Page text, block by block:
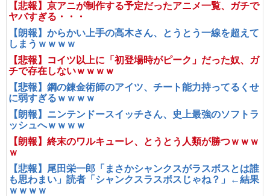
【悲報】京アニが制作する予定だったアニメ一覧、ガチで
ヤバすぎる・・・
【朗報】からかい上手の高木さん、とうとう一線を超えて
しまうｗｗｗｗ
【悲報】コイツ以上に「初登場時がピーク」だった奴、ガ
チで存在しないｗｗｗｗ
【悲報】鋼の錬金術師のアイツ、チート能力持ってるくせ
に弱すぎるｗｗｗｗ
【朗報】ニンテンドースイッチさん、史上最強のソフトラ
ッシュへｗｗｗｗ
【朗報】終末のワルキューレ、とうとう人類が勝つｗｗｗ
ｗ
【悲報】尾田栄一郎「まさかシャンクスがラスボスとは誰
も思わまい」読者「シャンクスラスボスじゃね？」←結果
ｗｗｗｗ